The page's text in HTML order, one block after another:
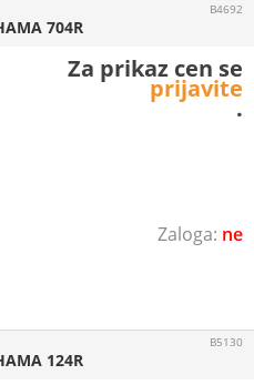
ne
704R
B4692
Za prikaz cen se
prijavite
.
124R
B5130